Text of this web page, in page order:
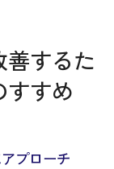
ションの効
するた
すすめ
プローチ